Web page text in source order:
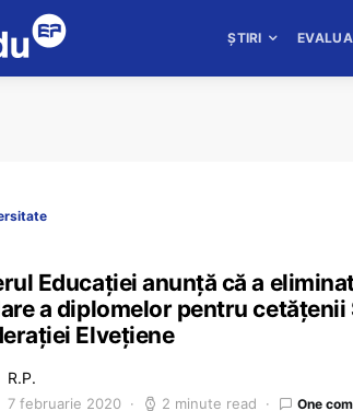
ȘTIRI
Educației anunță că a
a diplomelor pentru
Elvețiene
R.P.
7 februarie 2020 2 minute read One